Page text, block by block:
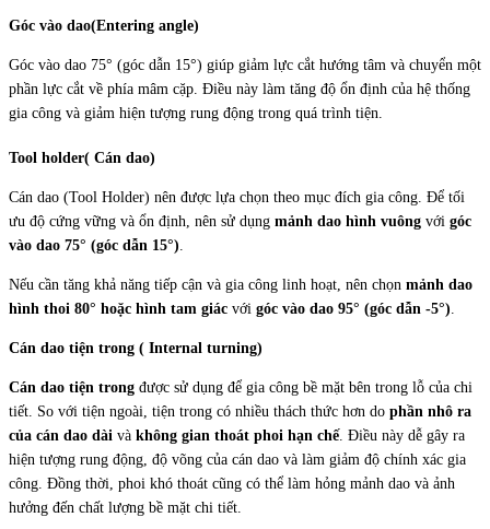
Góc vào dao(Entering angle)
Góc vào dao 75° (góc dẫn 15°) giúp giảm lực cắt hướng tâm và chuyển một
phần lực cắt về phía mâm cặp. Điều này làm tăng độ ổn định của hệ thống
gia công và giảm hiện tượng rung động trong quá trình tiện.
Tool holder( Cán dao)
Cán dao (Tool Holder) nên được lựa chọn theo mục đích gia công. Để tối
ưu độ cứng vững và ổn định, nên sử dụng mảnh dao hình vuông với góc
vào dao 75° (góc dẫn 15°).
Nếu cần tăng khả năng tiếp cận và gia công linh hoạt, nên chọn mảnh dao
hình thoi 80° hoặc hình tam giác với góc vào dao 95° (góc dẫn -5°).
Cán dao tiện trong ( Internal turning)
Cán dao tiện trong được sử dụng để gia công bề mặt bên trong lỗ của chi
tiết. So với tiện ngoài, tiện trong có nhiều thách thức hơn do phần nhô ra
của cán dao dài và không gian thoát phoi hạn chế. Điều này dễ gây ra
hiện tượng rung động, độ võng của cán dao và làm giảm độ chính xác gia
công. Đồng thời, phoi khó thoát cũng có thể làm hỏng mảnh dao và ảnh
hưởng đến chất lượng bề mặt chi tiết.